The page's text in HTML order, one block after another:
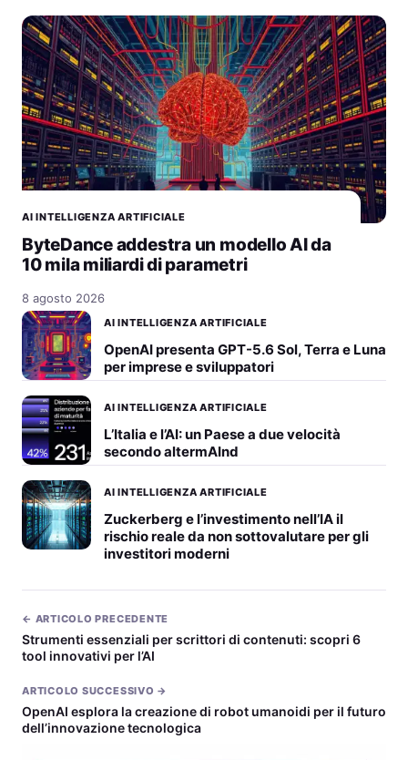
AI INTELLIGENZA ARTIFICIALE
ByteDance addestra un modello AI da
10 mila miliardi di parametri
8 agosto 2026
AI INTELLIGENZA ARTIFICIALE
OpenAI presenta GPT-5.6 Sol, Terra e Luna
per imprese e sviluppatori
AI INTELLIGENZA ARTIFICIALE
L’Italia e l’AI: un Paese a due velocità
secondo altermAInd
AI INTELLIGENZA ARTIFICIALE
Zuckerberg e l’investimento nell’IA il
rischio reale da non sottovalutare per gli
investitori moderni
← ARTICOLO PRECEDENTE
Strumenti essenziali per scrittori di contenuti: scopri 6
tool innovativi per l’AI
ARTICOLO SUCCESSIVO →
OpenAI esplora la creazione di robot umanoidi per il futuro
dell’innovazione tecnologica